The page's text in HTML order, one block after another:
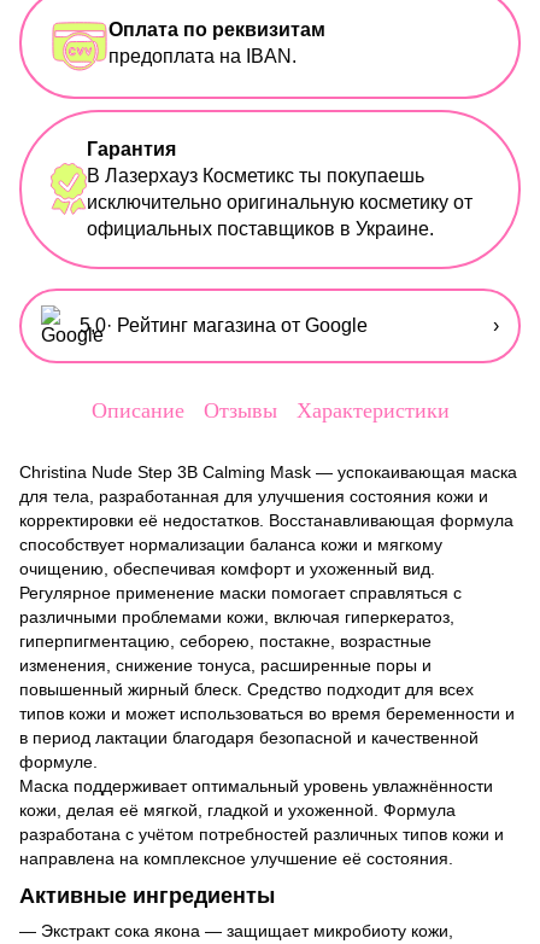
Оплата по реквизитам
предоплата на IBAN.
Гарантия
В Лазерхауз Косметикс ты покупаешь
исключительно оригинальную косметику от
официальных поставщиков в Украине.
5,0· Рейтинг магазина от Google ›
Описание Отзывы Характеристики
Christina Nude Step 3B Calming Mask — успокаивающая маска
для тела, разработанная для улучшения состояния кожи и
корректировки её недостатков. Восстанавливающая формула
способствует нормализации баланса кожи и мягкому
очищению, обеспечивая комфорт и ухоженный вид.
Регулярное применение маски помогает справляться с
различными проблемами кожи, включая гиперкератоз,
гиперпигментацию, себорею, постакне, возрастные
изменения, снижение тонуса, расширенные поры и
повышенный жирный блеск. Средство подходит для всех
типов кожи и может использоваться во время беременности и
в период лактации благодаря безопасной и качественной
формуле.
Маска поддерживает оптимальный уровень увлажнённости
кожи, делая её мягкой, гладкой и ухоженной. Формула
разработана с учётом потребностей различных типов кожи и
направлена на комплексное улучшение её состояния.
Активные ингредиенты
— Экстракт сока якона — защищает микробиоту кожи,